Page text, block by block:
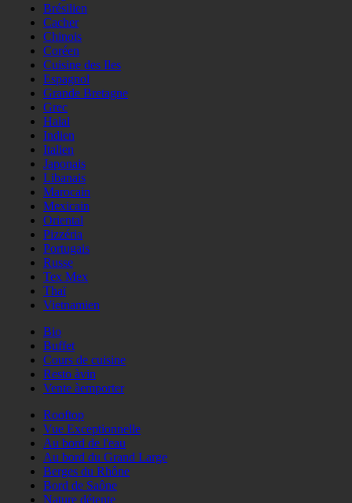
Brésilien
Cacher
Chinois
Coréen
Cuisine des Iles
Espagnol
Grande Bretagne
Grec
Halal
Indien
Italien
Japonais
Libanais
Marocain
Mexicain
Oriental
Pizzéria
Portugais
Russe
Tex Mex
Thaï
Vietnamien
Bio
Buffet
Cours de cuisine
Resto àvin
Vente àemporter
Rooftop
Vue Exceptionnelle
Au bord de l'eau
Au bord du Grand Large
Berges du Rhône
Bord de Saône
Nature détente